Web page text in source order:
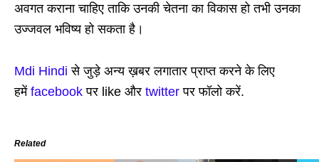
अवगत कराना चाहिए ताकि उनकी चेतना का विकास हो तभी उनका
उज्जवल भविष्य हो सकता है।
Mdi Hindi से जुड़े अन्य ख़बर लगातार प्राप्त करने के लिए
हमें facebook पर like और twitterपर फॉलो करें.
Related